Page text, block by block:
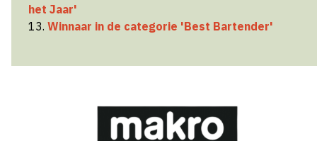
het Jaar'
13. Winnaar in de categorie 'Best Bartender'